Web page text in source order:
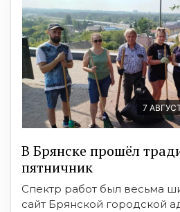
7
В Брянске прошёл
пятничник
Спектр работ был весьма
сайт Брянской городской